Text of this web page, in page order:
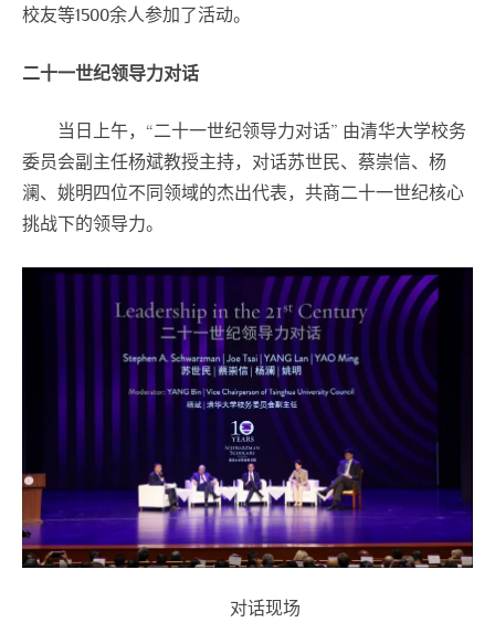
校友等1500余人参加了活动。
二十一世纪领导力对话
当日上午，“二十一世纪领导力对话” 由清华大学校务
委员会副主任杨斌教授主持，对话苏世民、蔡崇信、杨
澜、姚明四位不同领域的杰出代表，共商二十一世纪核心
挑战下的领导力。
对话现场